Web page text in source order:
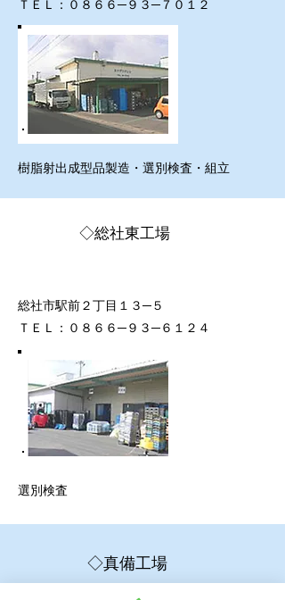
ＴＥＬ：０８６６─９３─７０１２
樹脂射出成型品製造・選別検査・組立
◇総社東工場
総社市駅前２丁目１３─５
ＴＥＬ：０８６６─９３─６１２４
​選別検査
◇真備工場